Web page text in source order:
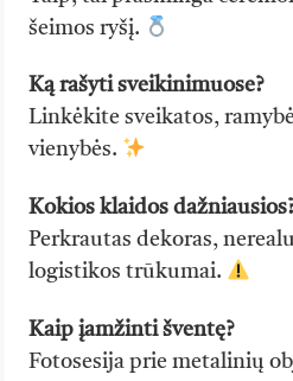
šeimos ryšį.
Ką rašyti sveikinimuose?
Linkėkite sveikatos,
vienybės.
Kokios klaidos
Perkrautas dekoras,
logistikos trūkumai.
Kaip įamžinti šventę?
Fotosesija prie metalinių